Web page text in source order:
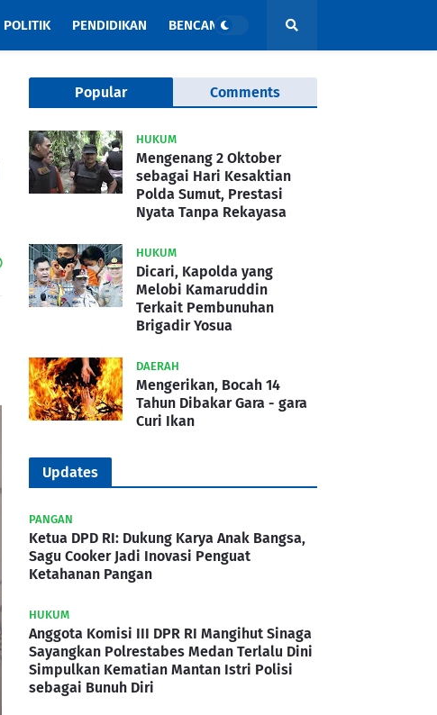
POLITIK PENDIDIKAN BENCANA
Popular Comments
HUKUM
Mengenang 2 Oktober
sebagai Hari Kesaktian
Polda Sumut, Prestasi
Nyata Tanpa Rekayasa
HUKUM
Dicari, Kapolda yang
Melobi Kamaruddin
Terkait Pembunuhan
Brigadir Yosua
DAERAH
Mengerikan, Bocah 14
Tahun Dibakar Gara - gara
Curi Ikan
Updates
PANGAN
Ketua DPD RI: Dukung Karya Anak Bangsa,
Sagu Cooker Jadi Inovasi Penguat
Ketahanan Pangan
HUKUM
Anggota Komisi III DPR RI Mangihut Sinaga
Sayangkan Polrestabes Medan Terlalu Dini
Simpulkan Kematian Mantan Istri Polisi
sebagai Bunuh Diri